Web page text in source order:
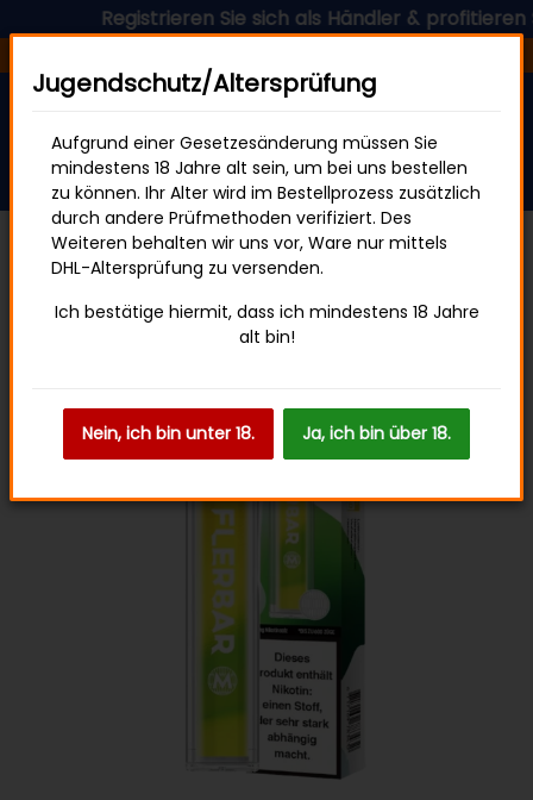
Registrieren Sie sich als Händler & profitieren Sie
FLERBAR M
Jugendschutz/Altersprüfung
Aufgrund einer Gesetzesänderung müssen Sie
mindestens 18 Jahre alt sein, um bei uns bestellen
zu können. Ihr Alter wird im Bestellprozess zusätzlich
durch andere Prüfmethoden verifiziert. Des
Weiteren behalten wir uns vor, Ware nur mittels
DHL-Altersprüfung zu versenden.
Ich bestätige hiermit, dass ich mindestens 18 Jahre
alt bin!
Nein, ich bin unter 18. Ja, ich bin über 18.